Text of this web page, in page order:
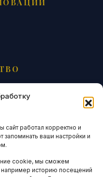
работал корректно и
ваши настройки и
cookie, мы сможем
например историю посещений